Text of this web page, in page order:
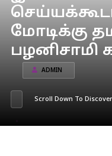
மோடிக்கு
பழனிசாமி
ADMIN
Scroll Down To Discover